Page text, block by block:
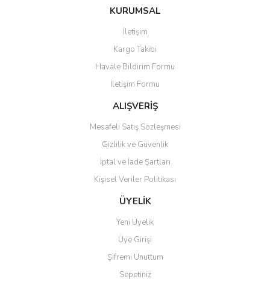
Bu ürüne ilk yorumu siz yapın!
Ürün resmi kalitesiz, bozuk veya görüntülenemiyor.
Ürün açıklamasında eksik bilgiler bulunuyor.
Ürün bilgilerinde hatalar bulunuyor.
Ürün fiyatı diğer sitelerden daha pahalı.
Gönder
KURUMSAL
İletişim
Kargo Takibi
Havale Bildirim Formu
İletişim Formu
ALIŞVERİŞ
Mesafeli Satış Sözleşmesi
Gizlilik ve Güvenlik
İptal ve İade Şartları
Kişisel Veriler Politikası
ÜYELİK
Yeni Üyelik
Üye Girişi
Şifremi Unuttum
Sepetiniz